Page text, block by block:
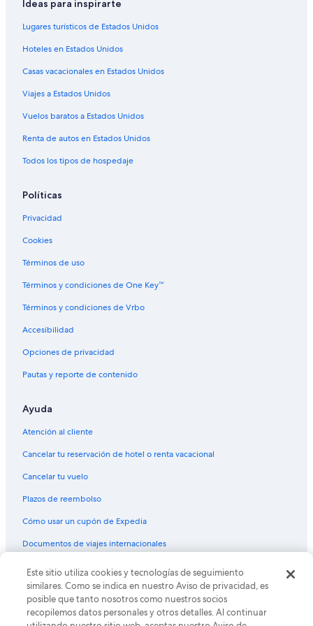
Ideas para inspirarte
Lugares turísticos de Estados Unidos
Hoteles en Estados Unidos
Casas vacacionales en Estados Unidos
Viajes a Estados Unidos
Vuelos baratos a Estados Unidos
Renta de autos en Estados Unidos
Todos los tipos de hospedaje
Políticas
Privacidad
Cookies
Términos de uso
Términos y condiciones de One Key™
Términos y condiciones de Vrbo
Accesibilidad
Opciones de privacidad
Pautas y reporte de contenido
Ayuda
Atención al cliente
Cancelar tu reservación de hotel o renta vacacional
Cancelar tu vuelo
Plazos de reembolso
Cómo usar un cupón de Expedia
Documentos de viajes internacionales
© 2026 Expedia, Inc., una empresa de Expedia Group. Todos los
derechos reservados. Expedia y el logo de Expedia son marcas
registradas o marcas comerciales de Expedia, Inc. CST# 2029030-50.
Este sitio utiliza cookies y tecnologías de seguimiento
similares. Como se indica en nuestro Aviso de privacidad, es
posible que tanto nosotros como nuestros socios
recopilemos datos personales y otros detalles. Al continuar